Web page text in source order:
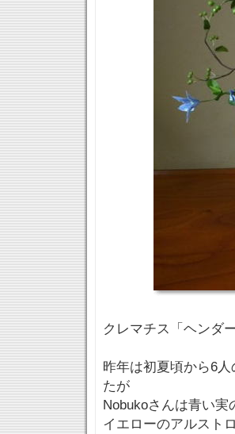
クレマチス「ヘンダ
昨年は初夏頃から6
たが
Nobukoさんは青い
イエローのアルスト